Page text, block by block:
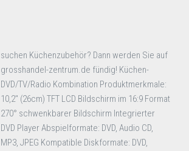
suchen Küchenzubehör? Dann werden Sie auf
grosshandel-zentrum.de fündig! Küchen-
DVD/TV/Radio Kombination Produktmerkmale:
10,2" (26cm) TFT LCD Bildschirm im 16:9 Format
270° schwenkbarer Bildschirm Integrierter
DVD Player Abspielformate: DVD, Audio CD,
MP3, JPEG Kompatible Diskformate: DVD,